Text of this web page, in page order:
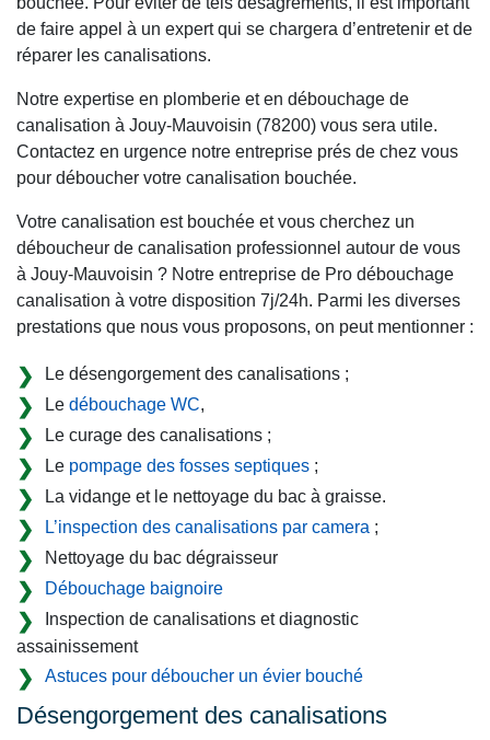
de faire appel à un expert qui se chargera d’entretenir et de
réparer les canalisations.
Notre expertise en plomberie et en débouchage de
canalisation à Jouy-Mauvoisin (78200) vous sera utile.
Contactez en urgence notre entreprise prés de chez vous
pour déboucher votre canalisation bouchée.
Votre canalisation est bouchée et vous cherchez un
déboucheur de canalisation professionnel autour de vous
à Jouy-Mauvoisin ? Notre entreprise de Pro débouchage
canalisation à votre disposition 7j/24h. Parmi les diverses
prestations que nous vous proposons, on peut mentionner :
Le désengorgement des canalisations ;
Le débouchage WC,
Le curage des canalisations ;
Le pompage des fosses septiques ;
La vidange et le nettoyage du bac à graisse.
L’inspection des canalisations par camera ;
Nettoyage du bac dégraisseur
Débouchage baignoire
Inspection de canalisations et diagnostic
assainissement
Astuces pour déboucher un évier bouché
Désengorgement des canalisations